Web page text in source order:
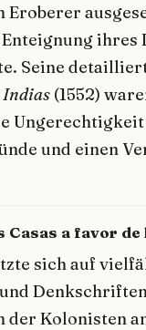
Eroberer
ihres
Seine
Indias (1552)
Ungerechtigkeit
und einen
Casas a favor
sich auf
Kolonisten